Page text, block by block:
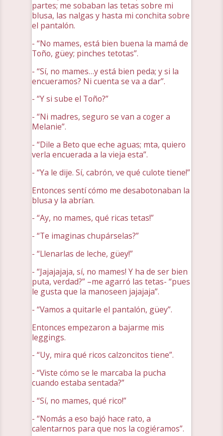
partes; me sobaban las tetas sobre mi
blusa, las nalgas y hasta mi conchita sobre
el pantalón.
- “No mames, está bien buena la mamá de
Toño, güey; pinches tetotas”.
- “Sí, no mames…y está bien peda; y si la
encueramos? Ni cuenta se va a dar”.
- “Y si sube el Toño?”
- “Ni madres, seguro se van a coger a
Melanie”.
- “Dile a Beto que eche aguas; mta, quiero
verla encuerada a la vieja esta”.
- “Ya le dije. Sí, cabrón, ve qué culote tiene!”
Entonces sentí cómo me desabotonaban la
blusa y la abrían.
- “Ay, no mames, qué ricas tetas!”
- “Te imaginas chupárselas?”
- “Llenarlas de leche, güey!”
- “Jajajajaja, sí, no mames! Y ha de ser bien
puta, verdad?” –me agarró las tetas- “pues
le gusta que la manoseen jajajaja”.
- “Vamos a quitarle el pantalón, güey”.
Entonces empezaron a bajarme mis
leggings.
- “Uy, mira qué ricos calzoncitos tiene”.
- “Viste cómo se le marcaba la pucha
cuando estaba sentada?”
- “Sí, no mames, qué rico!”
- “Nomás a eso bajó hace rato, a
calentarnos para que nos la cogiéramos”.